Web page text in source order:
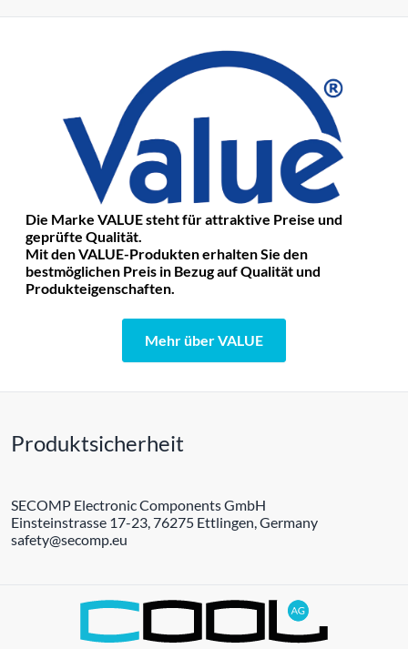
Die Marke VALUE steht für attraktive Preise und
geprüfte Qualität.
Mit den VALUE-Produkten erhalten Sie den
bestmöglichen Preis in Bezug auf Qualität und
Produkteigenschaften.
Mehr über VALUE
Produktsicherheit
SECOMP Electronic Components GmbH
Einsteinstrasse 17-23, 76275 Ettlingen, Germany
safety@secomp.eu